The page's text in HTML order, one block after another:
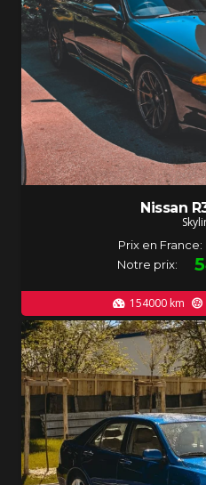
Nissan
Prix en France:
Notre prix:
154000 km